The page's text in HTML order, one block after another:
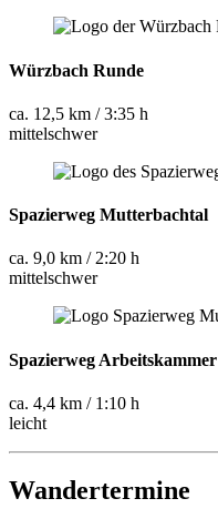
Würzbach Runde
ca. 12,5 km / 3:35 h
mittelschwer
Spazierweg Mutterbachtal
ca. 9,0 km / 2:20 h
mittelschwer
Spazierweg Arbeitskammer
ca. 4,4 km / 1:10 h
leicht
Wandertermine